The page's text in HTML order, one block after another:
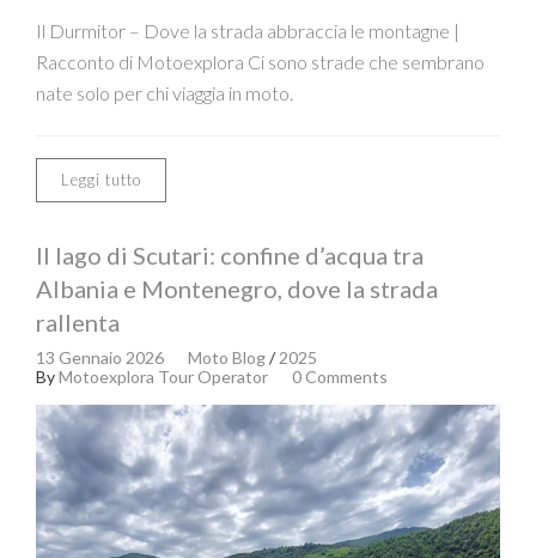
Il Durmitor – Dove la strada abbraccia le montagne |
Racconto di Motoexplora Ci sono strade che sembrano
nate solo per chi viaggia in moto.
Leggi tutto
Il lago di Scutari: confine d’acqua tra
Albania e Montenegro, dove la strada
rallenta
13 Gennaio 2026 Moto Blog/2025
ByMotoexplora Tour Operator 0 Comments